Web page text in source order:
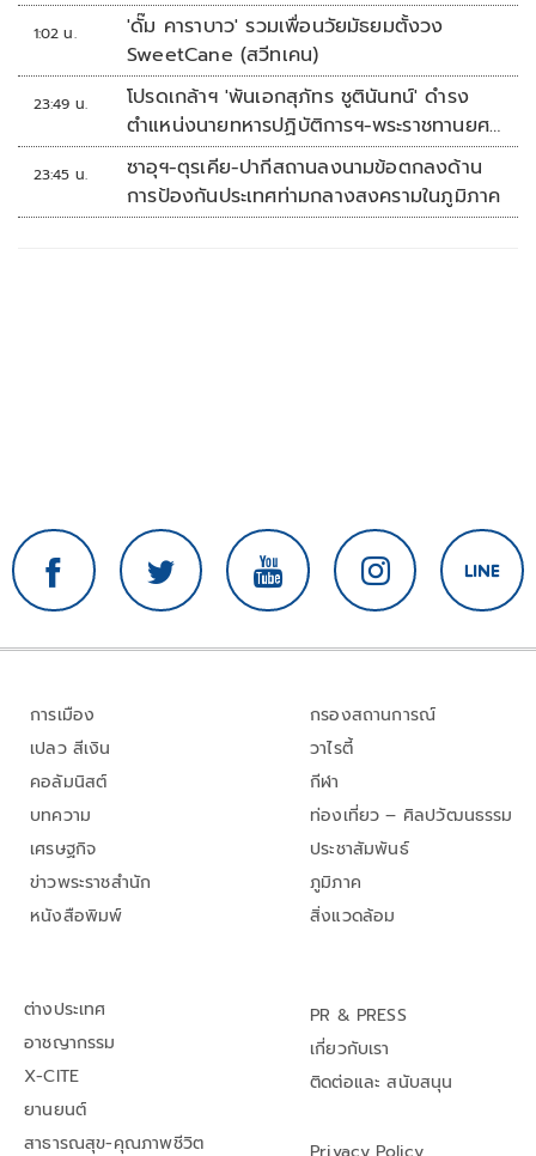
1:02 น.
'ดั๊ม คาราบาว' รวมเพื่อนวัยมัธยมตั้งวง
SweetCane (สวีทเคน)
23:49 น.
โปรดเกล้าฯ 'พันเอกสุภัทร ชูตินันทน์' ดำรง
ตำแหน่งนายทหารปฏิบัติการฯ-พระราชทานยศ
'พลตรี'
23:45 น.
ซาอุฯ-ตุรเคีย-ปากีสถานลงนามข้อตกลงด้าน
การป้องกันประเทศท่ามกลางสงครามในภูมิภาค
การเมือง
เปลว สีเงิน
คอลัมนิสต์
บทความ
เศรษฐกิจ
ข่าวพระราชสำนัก
หนังสือพิมพ์
กรองสถานการณ์
วาไรตี้
กีฬา
ท่องเที่ยว – ศิลปวัฒนธรรม
ประชาสัมพันธ์
ภูมิภาค
สิ่งแวดล้อม
ต่างประเทศ
อาชญากรรม
X-CITE
ยานยนต์
สาธารณสุข-คุณภาพชีวิต
PR & PRESS
เกี่ยวกับเรา
ติดต่อและ สนับสนุน